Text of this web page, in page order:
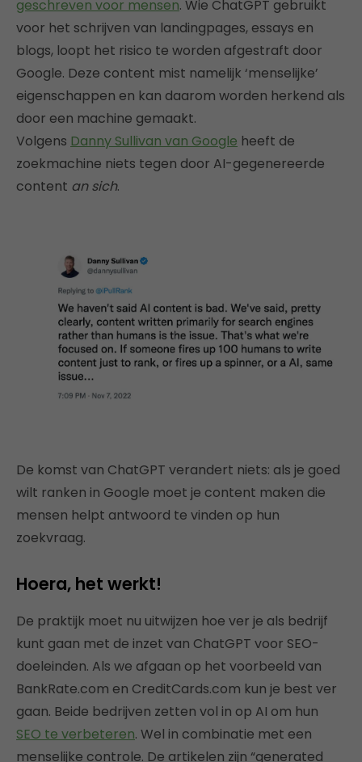
geschreven voor mensen. Wie ChatGPT gebruikt
voor het schrijven van landingpages, essays en
blogs, loopt het risico te worden afgestraft door
Google. Deze content mist namelijk ‘menselijke’
eigenschappen en kan daarom worden herkend als
door een machine gemaakt.
Volgens Danny Sullivan van Google heeft de
zoekmachine niets tegen door AI-gegenereerde
content an sich.
De komst van ChatGPT verandert niets: als je goed
wilt ranken in Google moet je content maken die
mensen helpt antwoord te vinden op hun
zoekvraag.
Hoera, het werkt!
De praktijk moet nu uitwijzen hoe ver je als bedrijf
kunt gaan met de inzet van ChatGPT voor SEO-
doeleinden. Als we afgaan op het voorbeeld van
BankRate.com en CreditCards.com kun je best ver
gaan. Beide bedrijven zetten vol in op AI om hun
SEO te verbeteren. Wel in combinatie met een
menselijke controle. De artikelen zijn “generated